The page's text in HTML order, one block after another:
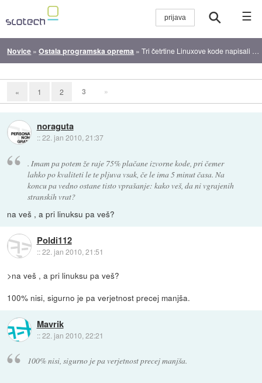
☰
Novice »Ostala programska oprema »Tri četrtine Linuxove kode napisali profesionalci
« 1 2 3 »
noraguta
::22. jan 2010, 21:37
. Imam pa potem že raje 75% plačane izvorne kode, pri čemer
lahko po kvaliteti le te pljuva vsak, če le ima 5 minut časa. Na
koncu pa vedno ostane tisto vprašanje: kako veš, da ni vgrajenih
stranskih vrat?
na veš , a pri linuksu pa veš?
Poldi112
::22. jan 2010, 21:51
>na veš , a pri linuksu pa veš?
100% nisi, sigurno je pa verjetnost precej manjša.
Mavrik
::22. jan 2010, 22:21
100% nisi, sigurno je pa verjetnost precej manjša.